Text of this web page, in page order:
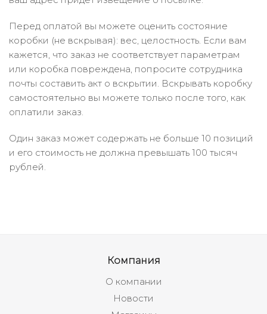
Перед оплатой вы можете оценить состояние
коробки (не вскрывая): вес, целостность. Если вам
кажется, что заказ не соответствует параметрам
или коробка повреждена, попросите сотрудника
почты составить акт о вскрытии. Вскрывать коробку
самостоятельно вы можете только после того, как
оплатили заказ.
Один заказ может содержать не больше 10 позиций
и его стоимость не должна превышать 100 тысяч
рублей.
Компания
О компании
Новости